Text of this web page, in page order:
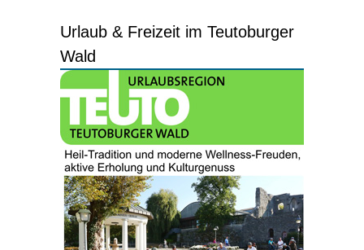
Urlaub & Freizeit im Teutoburger
Wald